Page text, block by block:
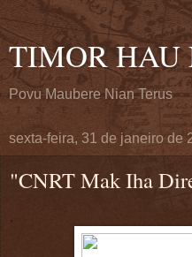
TIMOR HAU
Povu Maubere Nian Terus
sexta-feira, 31 de janeiro de
"CNRT Mak Iha
.